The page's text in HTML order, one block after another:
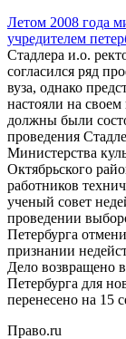
Летом 2008 года
учредителем
Стадлера и.о.
согласился ряд
вуза, однако
настояли на
должны были
проведения
Министерства
Октябрьского
работников
ученый совет
проведении
Петербурга
признании
Дело возвращено
Петербурга для
перенесено на 15
Право.ru